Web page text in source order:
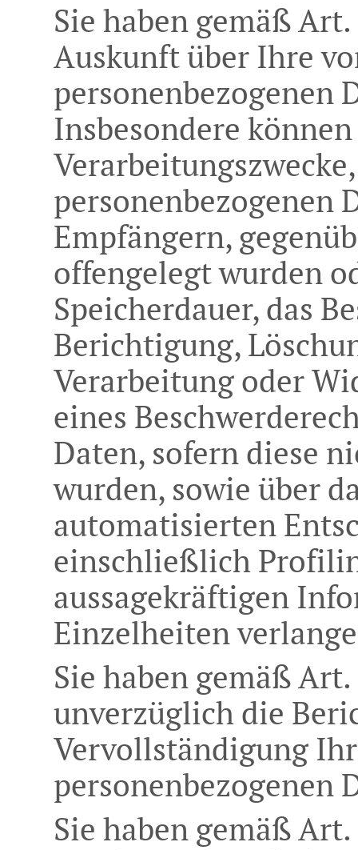
Sie haben gemäß Art.
Auskunft über Ihre
personenbezogenen
Insbesondere
personenbezogenen
Empfängern,
offengelegt wurden
Speicherdauer, das
Berichtigung,
Verarbeitung oder
eines
Daten, sofern diese
wurden, sowie über
automatisierten
einschließlich
aussagekräftigen
Einzelheiten
Sie haben gemäß Art.
unverzüglich die
Vervollständigung
personenbezogenen
Sie haben gemäß Art.